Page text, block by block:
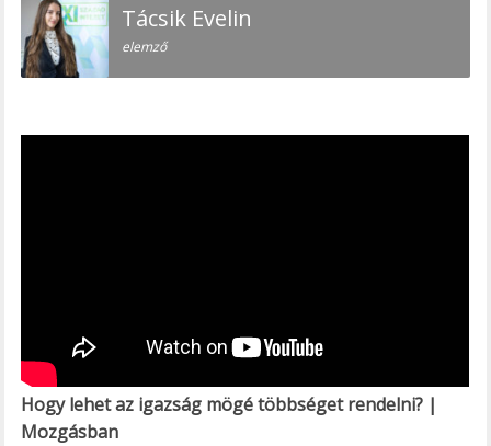
Tácsik Evelin
elemző
Hogy lehet az igazság mögé többséget rendelni? |
Mozgásban